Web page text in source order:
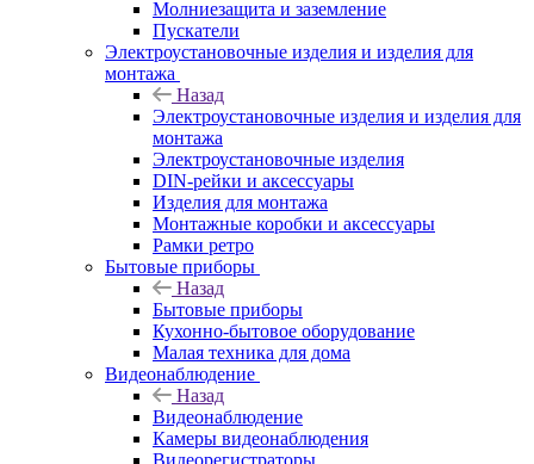
Молниезащита и заземление
Пускатели
Электроустановочные изделия и изделия для
монтажа
Назад
Электроустановочные изделия и изделия для
монтажа
Электроустановочные изделия
DIN-рейки и аксессуары
Изделия для монтажа
Монтажные коробки и аксессуары
Рамки ретро
Бытовые приборы
Назад
Бытовые приборы
Кухонно-бытовое оборудование
Малая техника для дома
Видеонаблюдение
Назад
Видеонаблюдение
Камеры видеонаблюдения
Видеорегистраторы